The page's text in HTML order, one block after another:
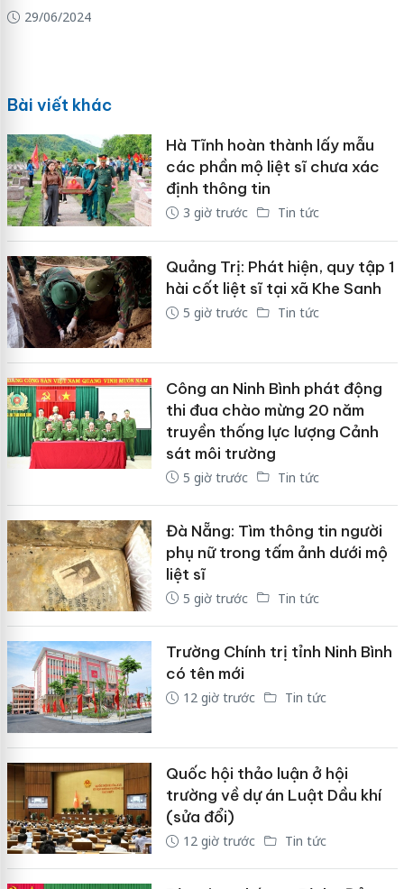
29/06/2024
Bài viết khác
Hà Tĩnh hoàn thành lấy mẫu
các phần mộ liệt sĩ chưa xác
định thông tin
3 giờ trước Tin tức
Quảng Trị: Phát hiện, quy tập 1
hài cốt liệt sĩ tại xã Khe Sanh
5 giờ trước Tin tức
Công an Ninh Bình phát động
thi đua chào mừng 20 năm
truyền thống lực lượng Cảnh
sát môi trường
5 giờ trước Tin tức
Đà Nẵng: Tìm thông tin người
phụ nữ trong tấm ảnh dưới mộ
liệt sĩ
5 giờ trước Tin tức
Trường Chính trị tỉnh Ninh Bình
có tên mới
12 giờ trước Tin tức
Quốc hội thảo luận ở hội
trường về dự án Luật Dầu khí
(sửa đổi)
12 giờ trước Tin tức